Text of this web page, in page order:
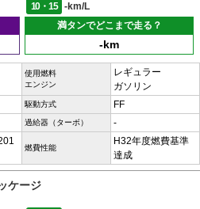
10・15
-km/L
満タンでどこまで走る？
-km
使用燃料
エンジン
レギュラー
ガソリン
駆動方式 FF
過給器（ターボ） -
燃費性能
H32年度燃費基準
達成
ケージ